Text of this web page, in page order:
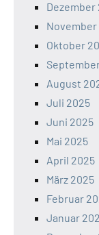
Dezember
November
Oktober
August
Juli 2025
Juni 2025
Mai 2025
April 2025
März 2025
Februar
Januar